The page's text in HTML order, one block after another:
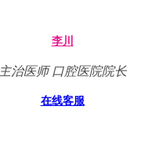
李川
主治医师 口腔医院院长
在线客服